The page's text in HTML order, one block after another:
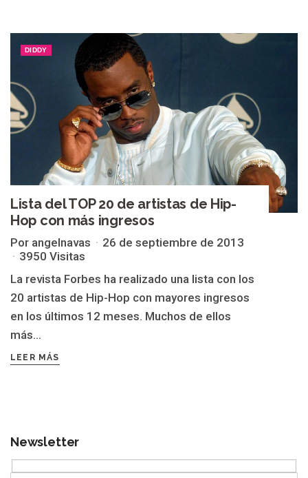
DIDDY
Lista del TOP 20 de artistas de Hip-
Hop con más ingresos
Por angelnavas
26 de septiembre de 2013
3950 Visitas
La revista Forbes ha realizado una lista con los
20 artistas de Hip-Hop con mayores ingresos
en los últimos 12 meses. Muchos de ellos
más...
LEER MÁS
Newsletter